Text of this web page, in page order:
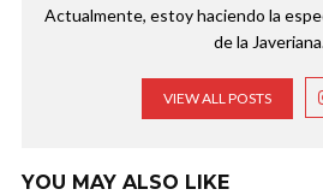
Actualmente, estoy haciendo la
de la
VIEW ALL POSTS
YOU MAY ALSO LIKE